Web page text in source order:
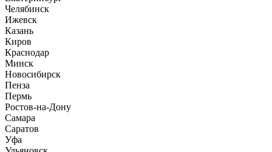
Челябинск
Ижевск
Казань
Киров
Краснодар
Минск
Новосибирск
Пенза
Пермь
Ростов-на-Дону
Самара
Саратов
Уфа